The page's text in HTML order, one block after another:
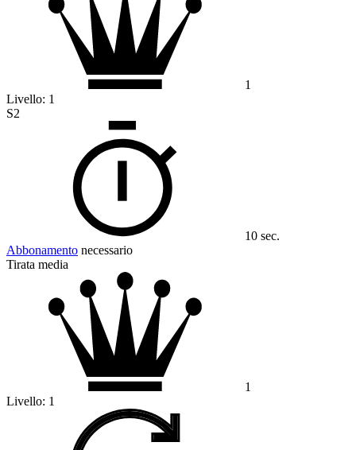
1
Livello: 1
S2
10 sec.
Abbonamento necessario
Tirata media
1
Livello: 1